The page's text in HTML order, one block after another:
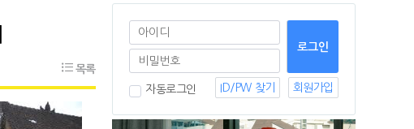
목록
자동로그인 ID/PW 찾기 회원가입